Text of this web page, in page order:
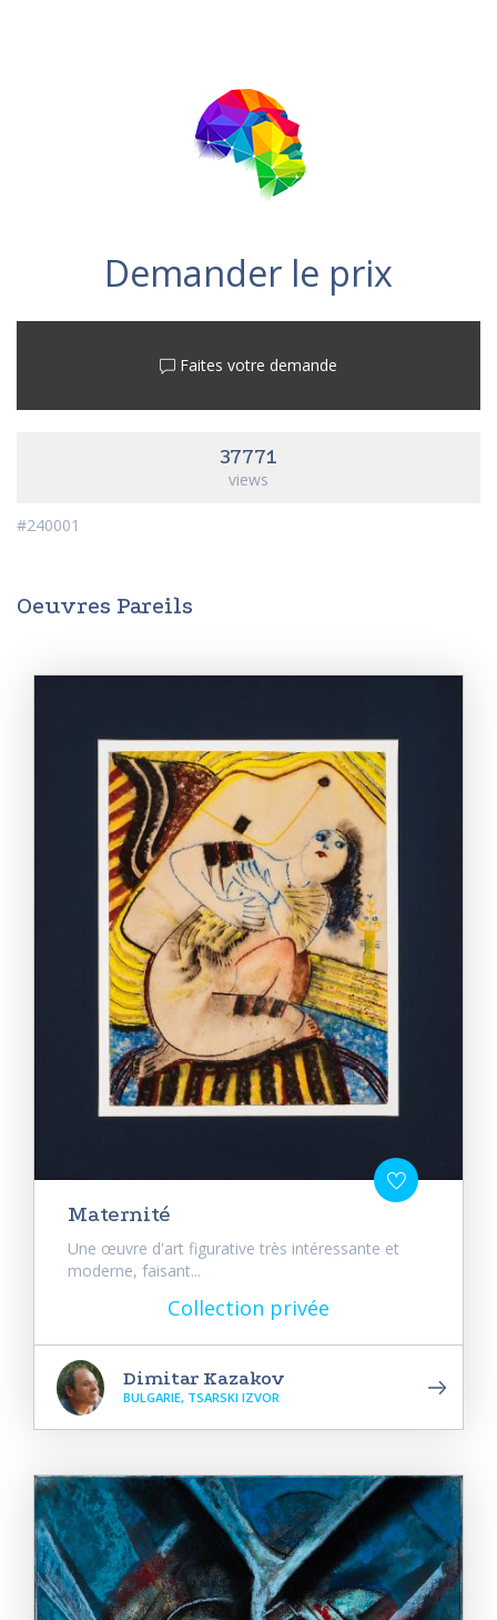
Demander le prix
Faites votre demande
37771
views
#240001
Oeuvres Pareils
Maternité
Une œuvre d'art figurative très intéressante et
moderne, faisant...
Collection privée
Dimitar Kazakov
BULGARIE, TSARSKI IZVOR